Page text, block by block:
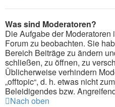
Was sind Moderatoren?
Die Aufgabe der Moderatoren
Forum zu beobachten. Sie
Bereich Beiträge zu ändern
schließen, zu öffnen, zu
Üblicherweise verhindern
„offtopic“, d. h. etwas nicht
Beleidigendes bzw.
Nach oben